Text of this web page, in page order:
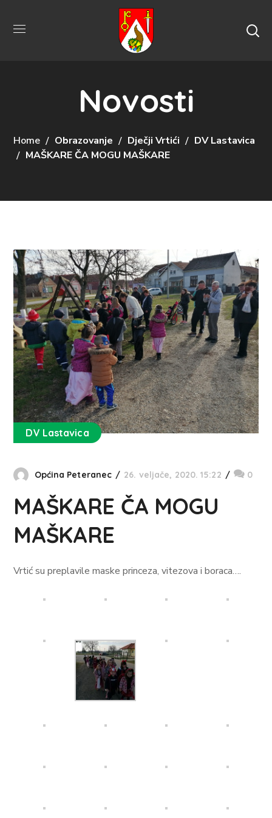
Novosti
Home Obrazovanje Dječji Vrtići
DV Lastavica
MAŠKARE ČA MOGU MAŠKARE
DV Lastavica
Općina Peteranec 26. veljače, 2020. 15:22 0
MAŠKARE ČA MOGU
MAŠKARE
Vrtić su preplavile maske princeza, vitezova i boraca….